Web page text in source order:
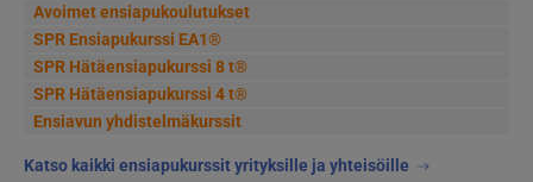
Avoimet ensiapukoulutukset
SPR Ensiapukurssi EA1®
SPR Hätäensiapukurssi 8 t®
SPR Hätäensiapukurssi 4 t®
Ensiavun yhdistelmäkurssit
Katso kaikki ensiapukurssit yrityksille ja yhteisöille